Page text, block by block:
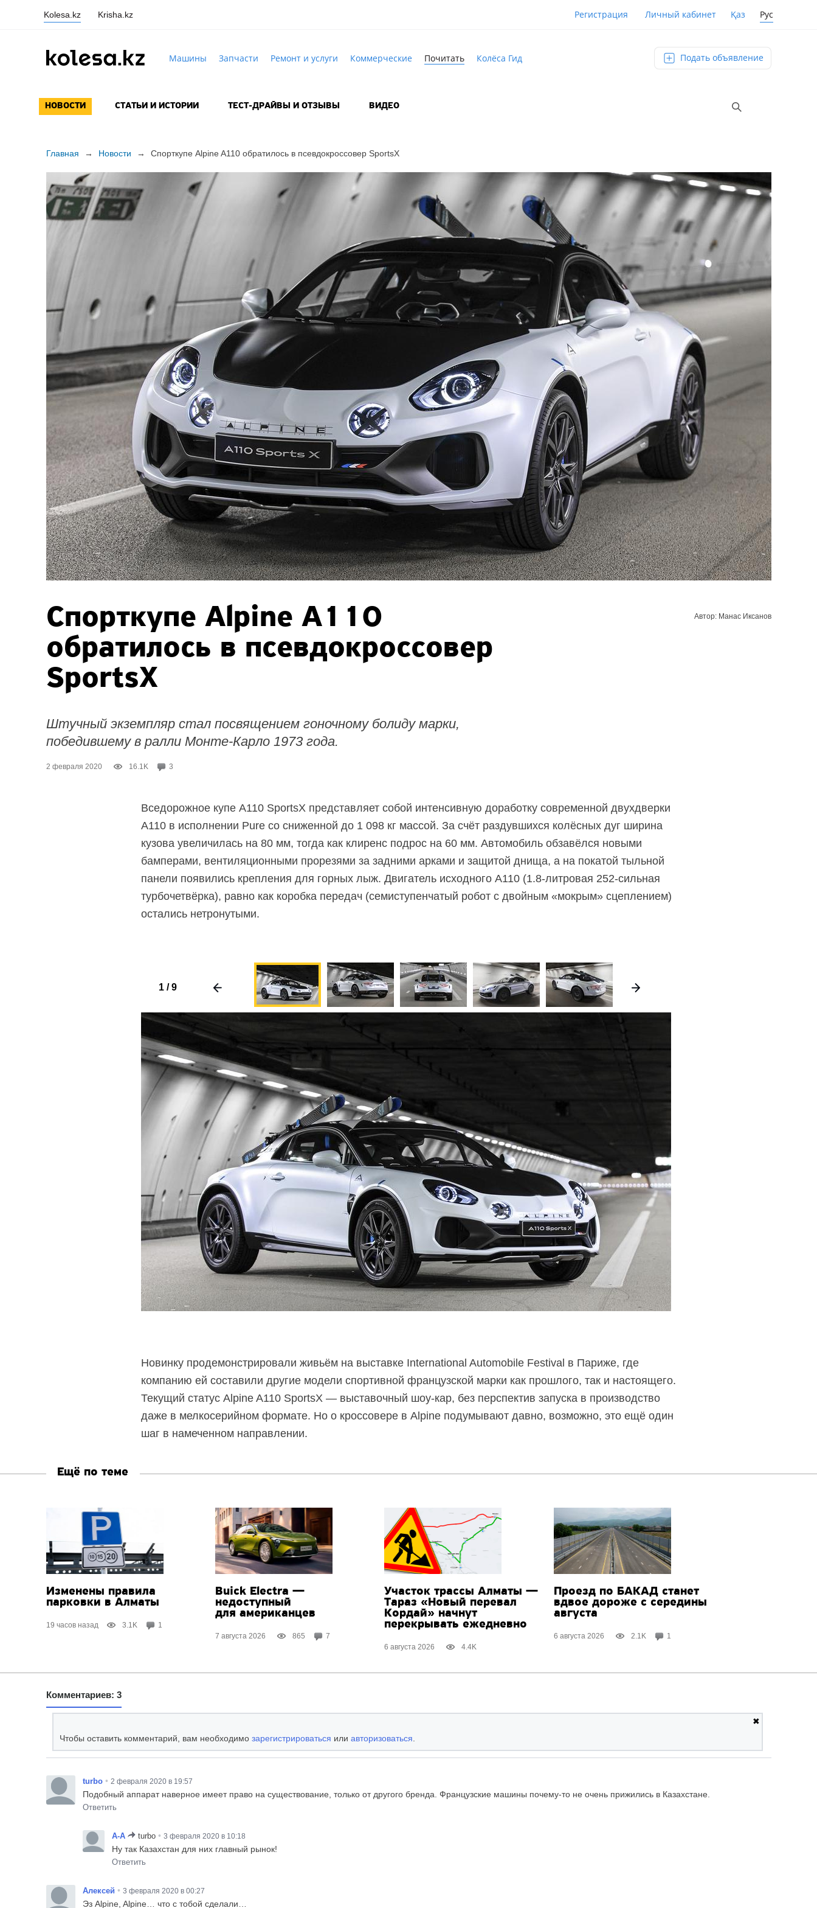
Kolesa.kz Krisha.kz Регистрация Личный кабинет Қаз Рус
Машины Запчасти Ремонт и услуги Коммерческие Почитать Колёса Гид Подать объявление
НОВОСТИ СТАТЬИ И ИСТОРИИ ТЕСТ-ДРАЙВЫ И ОТЗЫВЫ ВИДЕО
Главная → Новости → Спорткупе Alpine A110 обратилось в псевдокроссовер SportsX
Спорткупе Alpine A110
обратилось в псевдокроссовер
SportsX
Штучный экземпляр стал посвящением гоночному болиду марки,
победившему в ралли Монте-Карло 1973 года.
2 февраля 2020 16.1K 3
Автор: Манас Иксанов
Вседорожное купе A110 SportsX представляет собой интенсивную доработку современной двухдверки
A110 в исполнении Pure со сниженной до 1 098 кг массой. За счёт раздувшихся колёсных дуг ширина
кузова увеличилась на 80 мм, тогда как клиренс подрос на 60 мм. Автомобиль обзавёлся новыми
бамперами, вентиляционными прорезями за задними арками и защитой днища, а на покатой тыльной
панели появились крепления для горных лыж. Двигатель исходного A110 (1.8-литровая 252-сильная
турбочетвёрка), равно как коробка передач (семиступенчатый робот с двойным «мокрым» сцеплением)
остались нетронутыми.
1/9
Новинку продемонстрировали живьём на выставке International Automobile Festival в Париже, где
компанию ей составили другие модели спортивной французской марки как прошлого, так и настоящего.
Текущий статус Alpine A110 SportsX — выставочный шоу-кар, без перспектив запуска в производство
даже в мелкосерийном формате. Но о кроссовере в Alpine подумывают давно, возможно, это ещё один
шаг в намеченном направлении.
Ещё по теме
Изменены правила
парковки в Алматы
19 часов назад 3.1K 1
Buick Electra —
недоступный
для американцев
7 августа 2026 865 7
Участок трассы Алматы —
Тараз «Новый перевал
Кордай» начнут
перекрывать ежедневно
6 августа 2026 4.4K
Проезд по БАКАД станет
вдвое дороже с середины
августа
6 августа 2026 2.1K 1
Комментариев: 3
✖
Чтобы оставить комментарий, вам необходимо зарегистрироваться или авторизоваться
turbo • 2 февраля 2020 в 19:57
Подобный аппарат наверное имеет право на существование, только от другого бренда. Французские машины почему-то не очень прижились в Казахстане.
Ответить
A-A turbo • 3 февраля 2020 в 10:18
Ну так Казахстан для них главный рынок!
Ответить
Алексей • 3 февраля 2020 в 00:27
Эз Alpine, Alpine… что с тобой сделали…